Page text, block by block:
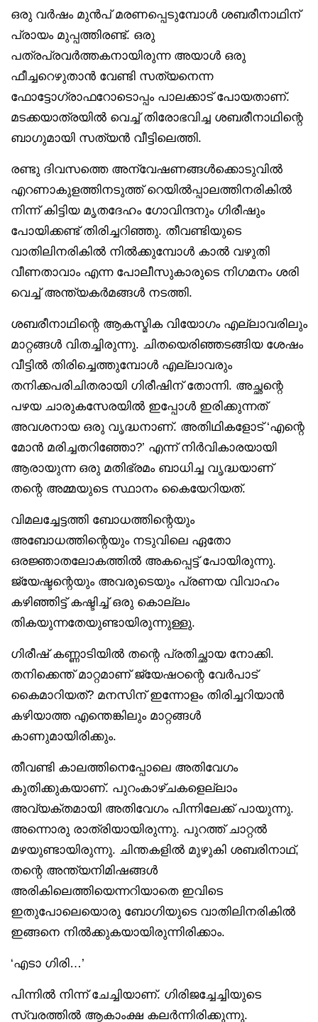
ഒരു വർഷം മുൻപ് മരണപ്പെടുമ്പോൾ ശബരീനാഥിന്
പ്രായം മുപ്പത്തിരണ്ട്. ഒരു
പത്രപ്രവർത്തകനായിരുന്ന അയാൾ ഒരു
ഫീച്ചറെഴുതാൻ വേണ്ടി സത്യനെന്ന
ഫോട്ടോഗ്രാഫറോടൊപ്പം പാലക്കാട് പോയതാണ്.
മടക്കയാത്രയിൽ വെച്ച് തിരോഭവിച്ച ശബരീനാഥിന്റെ
ബാഗുമായി സത്യൻ വീട്ടിലെത്തി.
രണ്ടു ദിവസത്തെ അന്വേഷണങ്ങൾക്കൊടുവിൽ
എറണാകുളത്തിനടുത്ത് റെയിൽപ്പാലത്തിനരികിൽ
നിന്ന് കിട്ടിയ മൃതദേഹം ഗോവിന്ദനും ഗിരീഷും
പോയിക്കണ്ട് തിരിച്ചറിഞ്ഞു. തീവണ്ടിയുടെ
വാതിലിനരികിൽ നിൽക്കുമ്പോൾ കാൽ വഴുതി
വീണതാവാം എന്ന പോലീസുകാരുടെ നിഗമനം ശരി
വെച്ച് അന്ത്യകർമങ്ങൾ നടത്തി.
ശബരീനാഥിന്റെ ആകസ്മിക വിയോഗം എല്ലാവരിലും
മാറ്റങ്ങൾ വിതച്ചിരുന്നു. ചിതയെരിഞ്ഞടങ്ങിയ ശേഷം
വീട്ടിൽ തിരിച്ചെത്തുമ്പോൾ എല്ലാവരും
തനിക്കപരിചിതരായി ഗിരീഷിന് തോന്നി. അച്ഛന്റെ
പഴയ ചാരുകസേരയിൽ ഇപ്പോൾ ഇരിക്കുന്നത്
അവശനായ ഒരു വൃദ്ധനാണ്. അതിഥികളോട് ‘എന്റെ
മോൻ മരിച്ചതറിഞ്ഞോ?’ എന്ന് നിർവികാരയായി
ആരായുന്ന ഒരു മതിഭ്രമം ബാധിച്ച വൃദ്ധയാണ്
തന്റെ അമ്മയുടെ സ്ഥാനം കൈയേറിയത്.
വിമലച്ചേട്ടത്തി ബോധത്തിന്റെയും
അബോധത്തിന്റെയും നടുവിലെ ഏതോ
ഒരജ്ഞാതലോകത്തിൽ അകപ്പെട്ട് പോയിരുന്നു.
ജ്യേഷ്ടന്റെയും അവരുടെയും പ്രണയ വിവാഹം
കഴിഞ്ഞിട്ട് കഷ്ടിച്ച് ഒരു കൊല്ലം
തികയുന്നതേയുണ്ടായിരുന്നുള്ളു.
ഗിരീഷ് കണ്ണാടിയിൽ തന്റെ പ്രതിച്ഛായ നോക്കി.
തനിക്കെന്ത് മാറ്റമാണ് ജ്യേഷഠന്റെ വേർപാട്
കൈമാറിയത്? മനസിന് ഇന്നോളം തിരിച്ചറിയാൻ
കഴിയാത്ത എന്തെങ്കിലും മാറ്റങ്ങൾ
കാണുമായിരിക്കും.
തീവണ്ടി കാലത്തിനെപ്പോലെ അതിവേഗം
കുതിക്കുകയാണ്. പുറംകാഴ്ചകളെല്ലാം
അവ്യക്തമായി അതിവേഗം പിന്നിലേക്ക് പായുന്നു.
അന്നൊരു രാത്രിയായിരുന്നു. പുറത്ത് ചാറ്റൽ
മഴയുണ്ടായിരുന്നു. ചിന്തകളിൽ മുഴുകി ശബരിനാഥ്,
തന്റെ അന്ത്യനിമിഷങ്ങൾ
അരികിലെത്തിയെന്നറിയാതെ ഇവിടെ
ഇതുപോലെയൊരു ബോഗിയുടെ വാതിലിനരികിൽ
ഇങ്ങനെ നിൽക്കുകയായിരുന്നിരിക്കാം.
‘എടാ ഗിരി…’
പിന്നിൽ നിന്ന് ചേച്ചിയാണ്. ഗിരിജച്ചേച്ചിയുടെ
സ്വരത്തിൽ ആകാംക്ഷ കലർന്നിരിക്കുന്നു.